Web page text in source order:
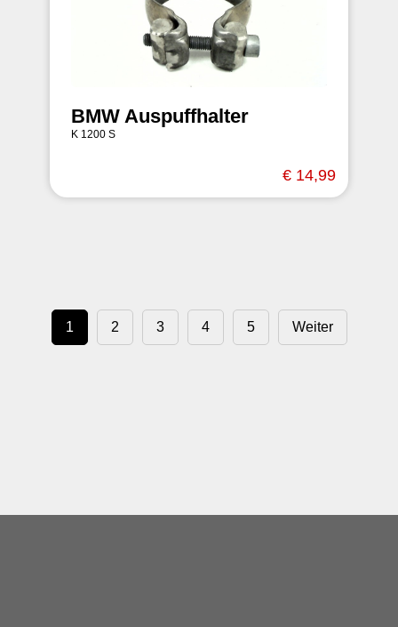
BMW Auspuffhalter
K 1200 S
€ 14,99
1 2 3 4 5 Weiter